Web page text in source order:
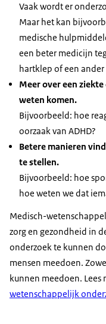
Vaak wordt er
Maar het kan
medische
een beter medicijn
hartklep of een
Meer over een
weten komen.
Bijvoorbeeld: hoe
oorzaak van ADHD?
Betere manieren
te stellen.
Bijvoorbeeld: hoe
hoe weten we dat
Medisch-
zorg en gezondheid in
onderzoek te kunnen
mensen meedoen.
kunnen meedoen. Lees
wetenschappelijk